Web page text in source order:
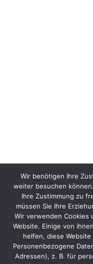
Wir benötigen Ihre
weiter besuchen
Ihre Zustimmung zu
müssen Sie Ihre
Wir verwenden Cookies
Website. Einige von
helfen, diese
Personenbezogene
Adressen), z. B. für